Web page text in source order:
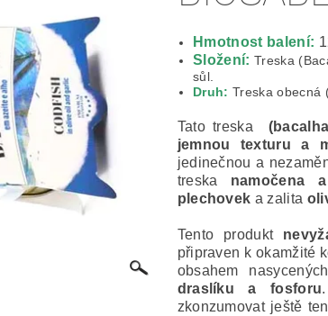
Hmotnost balení:
Složení:Treska
sůl.
Druh: Treska obecná
Tato treska
jemnou texturu a
jedinečnou a
treska namočena
plechovek a zalita
Tento produkt
připraven k okamžité
obsahem
draslíku a fosforu
zkonzumovat ještě